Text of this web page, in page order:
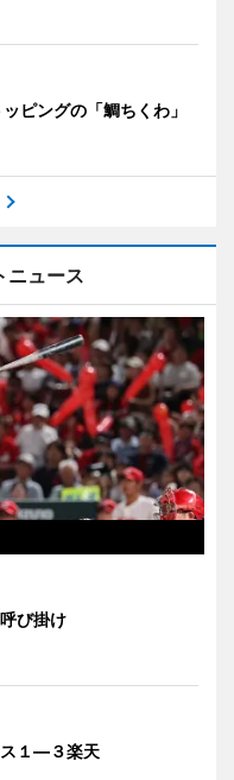
ピングの「鯛ちくわ」
ニュース
び掛け
１―３楽天